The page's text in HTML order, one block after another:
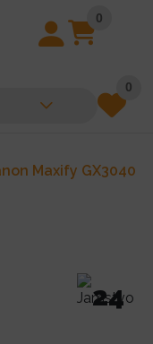
0
0
Maxify GX3040
24